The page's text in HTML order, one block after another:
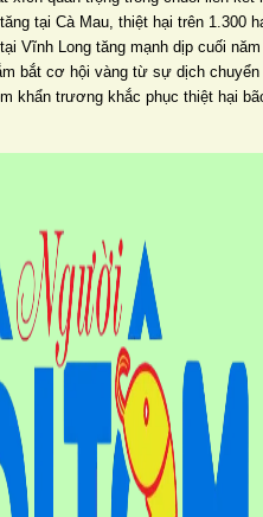
tại Cà Mau, thiệt hại trên 1.300
Vĩnh Long tăng mạnh dịp cuối năm
bắt cơ hội vàng từ sự dịch
khẩn trương khắc phục thiệt hại